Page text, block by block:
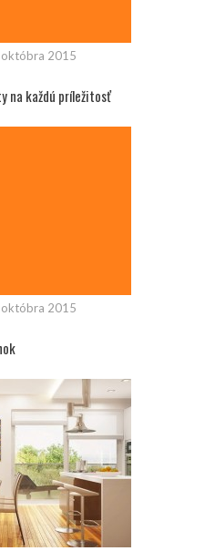
októbra 2015
na každú príležitosť
októbra 2015